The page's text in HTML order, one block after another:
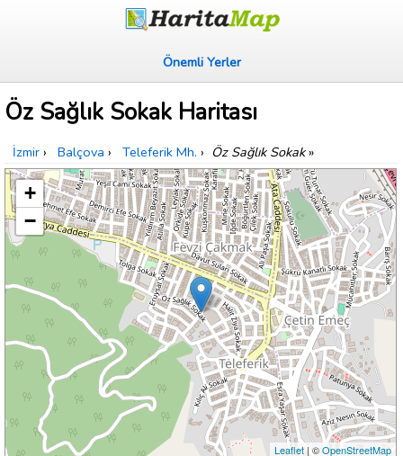
Önemli Yerler
Öz Sağlık Sokak Haritası
İzmir › Balçova › Teleferik Mh. › Öz Sağlık Sokak»
+
−
Leaflet| ©OpenStreetMap